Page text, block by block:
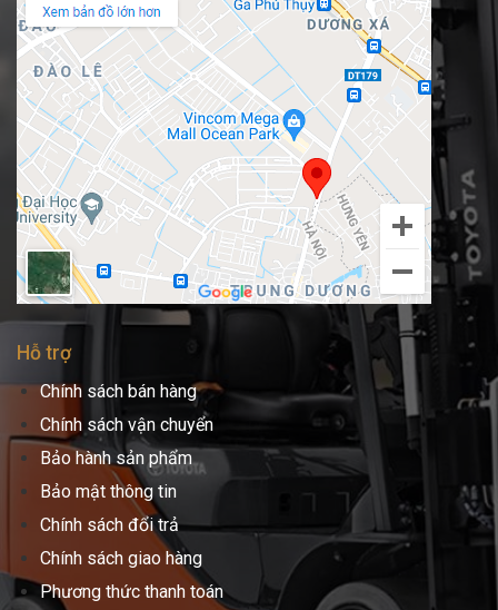
Hỗ trợ
Chính sách bán hàng
Chính sách vận chuyển
Bảo hành sản phẩm
Bảo mật thông tin
Chính sách đổi trả
Chính sách giao hàng
Phương thức thanh toán